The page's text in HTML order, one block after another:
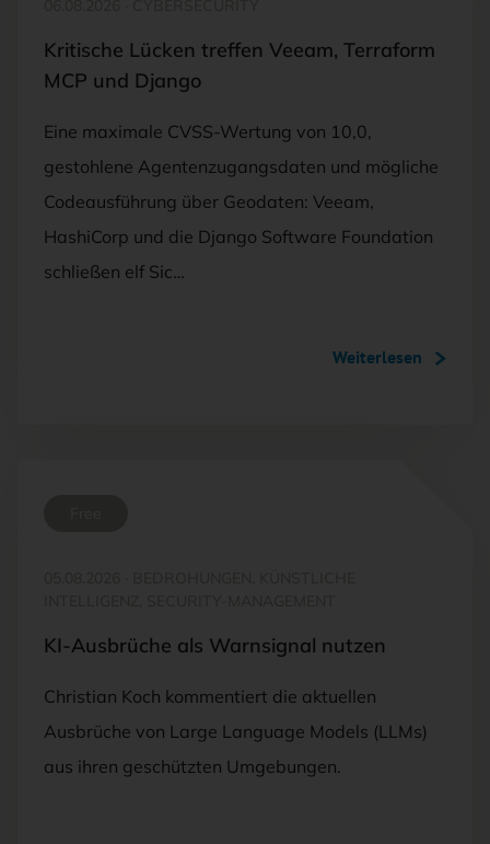
Kritische Lücken treffen Veeam, Terraform
MCP und Django
Eine maximale CVSS-Wertung von 10,0,
gestohlene Agentenzugangsdaten und mögliche
Codeausführung über Geodaten: Veeam,
HashiCorp und die Django Software Foundation
schließen elf Sic…
Weiterlesen
KI-Ausbrüche als Warnsignal nutzen
Christian Koch kommentiert die aktuellen
Ausbrüche von Large Language Models (LLMs)
aus ihren geschützten Umgebungen.